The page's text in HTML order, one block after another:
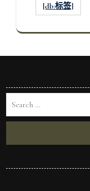
[db:标签]